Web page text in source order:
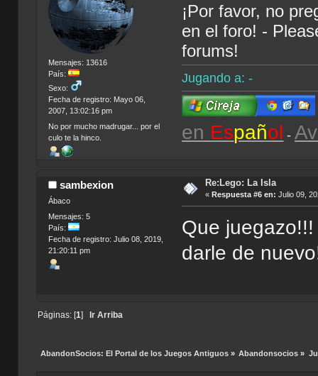
Mensajes: 13616
País:
Sexo:
Fecha de registro: Mayo 06,
2007, 13:02:16 pm
No por mucho madrugar... por el
culo te la hinco.
¡Por favor, no
en el foro! -
forums!
Jugando a: -
en Español -
sambexion
Ábaco
Mensajes: 5
País:
Fecha de registro: Julio 08, 2019,
21:20:11 pm
Re:Lego: La Isla
« Respuesta #6 en: Julio 09,
Que
darle de
Páginas: [1] Ir Arriba
AbandonSocios: El Portal de los Juegos Antiguos» Abandonsocios »